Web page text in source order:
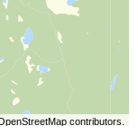
contributors.